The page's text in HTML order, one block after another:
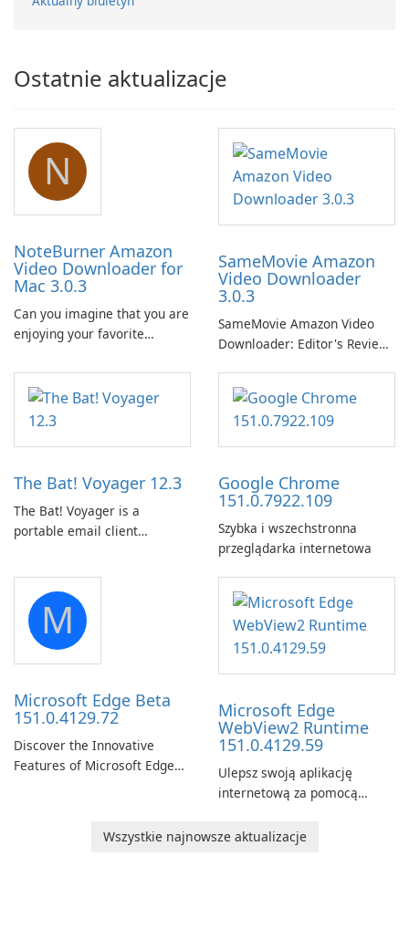
Ostatnie aktualizacje
N
NoteBurner Amazon
Video Downloader for
Mac 3.0.3
Can you imagine that you are
enjoying your favorite
lying on the beach, camping
in the woods or even during
your long commute to work
SameMovie Amazon
Video Downloader
3.0.3
SameMovie Amazon Video
Downloader: Editor's Review
Downloader is a desktop
utility for saving Amazon
Prime Video titles and other
Amazon web-player content
The Bat! Voyager 12.3
The Bat! Voyager is a
portable email client
portable media on any
computer running Microsoft
Windows.
Google Chrome
151.0.7922.109
Szybka i wszechstronna
przeglądarka internetowa
M
Microsoft Edge Beta
151.0.4129.72
Discover the Innovative
Features of Microsoft Edge
Corporation, is shaping the
Microsoft Edge
WebView2 Runtime
151.0.4129.59
Ulepsz swoją aplikację
internetową za pomocą
uruchomieniowego Microsoft
Wszystkie najnowsze aktualizacje